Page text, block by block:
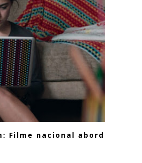
Filme nacional aborda